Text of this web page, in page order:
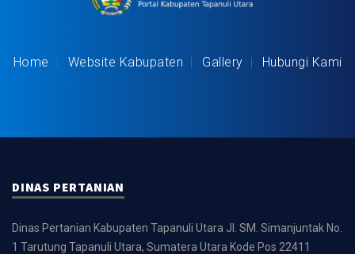
Home Website Kabupaten Gallery Hubungi Kami
DINAS PERTANIAN
Dinas Pertanian Kabupaten Tapanuli Utara Jl. SM. Simanjuntak No.
1 Tarutung Tapanuli Utara, Sumatera Utara Kode Pos 22411